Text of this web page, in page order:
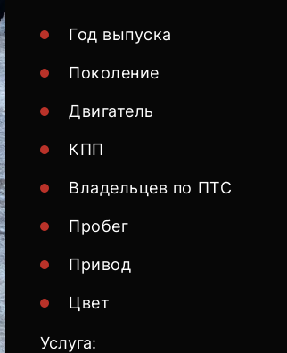
Год выпуска
Поколение
Двигатель
КПП
Владельцев по ПТС
Пробег
Привод
Цвет
Услуга: